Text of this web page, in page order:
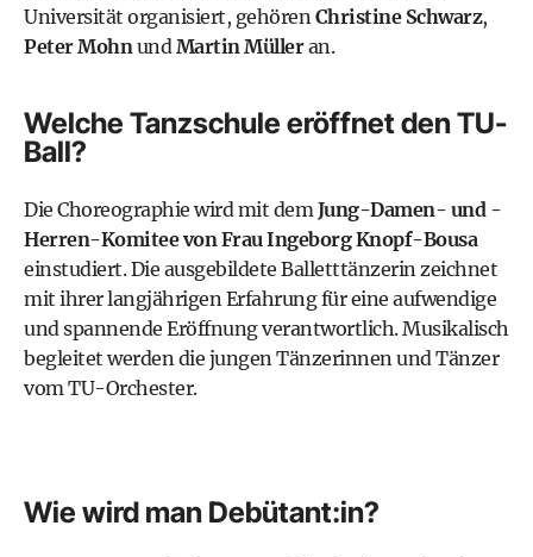
Universität organisiert, gehörenChristine Schwarz,
Peter MohnundMartin Mülleran.
Welche Tanzschule eröffnet den TU-
Ball?
Die Choreographie wird mit demJung-Damen- und -
Herren-Komitee von Frau Ingeborg Knopf-Bousa
einstudiert. Die ausgebildete Balletttänzerin zeichnet
mit ihrer langjährigen Erfahrung für eine aufwendige
und spannende Eröffnung verantwortlich. Musikalisch
begleitet werden die jungen Tänzerinnen und Tänzer
vom TU-Orchester.
Wie wird man Debütant:in?